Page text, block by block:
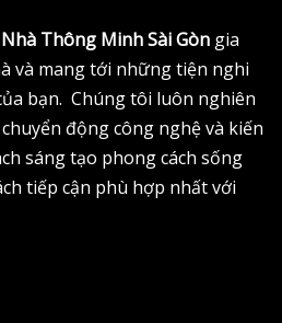
Thông Minh Sài Gòn gia
và mang tới những tiện nghi
bạn. Chúng tôi luôn nghiên
động công nghệ và kiến
sáng tạo phong cách sống
tiếp cận phù hợp nhất với